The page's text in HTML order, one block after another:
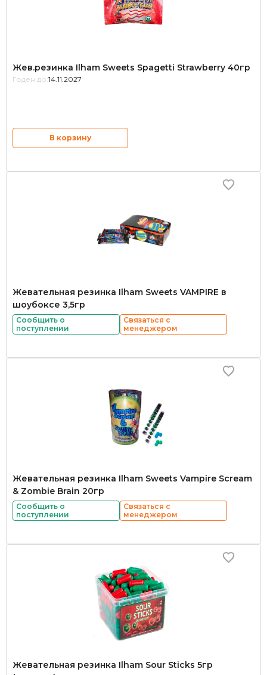
Жев.резинка Ilham Sweets Spagetti Strawberry 40гр
Годен до: 14.11.2027
В корзину
Жевательная резинка Ilham Sweets VAMPIRE в
шоубоксе 3,5гр
Сообщить о
поступлении
Связаться с
менеджером
Жевательная резинка Ilham Sweets Vampire Scream
& Zombie Brain 20гр
Сообщить о
поступлении
Связаться с
менеджером
Жевательная резинка Ilham Sour Sticks 5гр